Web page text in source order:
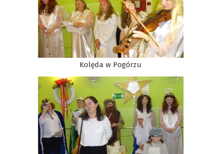
Kolęda w Pogórzu